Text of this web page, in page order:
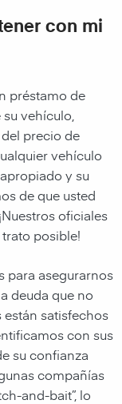
con mi
préstamo de
vehículo,
precio de
vehículo
y su
de que usted
oficiales
posible!
para asegurarnos
deuda que no
están satisfechos
con sus
su confianza
compañías
and-bait”, lo